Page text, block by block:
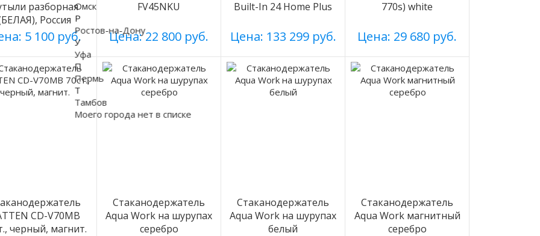
разборная
Россия
5 100 руб.
FV45NKU
Цена: 22 800 руб.
Built-In 24 Home Plus
Цена: 133 299 руб.
770s) white
Цена: 29 680 руб.
CD-V70MB
черный, магнит.
Стаканодержатель
Aqua Work на шурупах
серебро
Стаканодержатель
Aqua Work на шурупах
белый
Стаканодержатель
Aqua Work магнитный
серебро
Омск
Р
Ростов-на-Дону
У
Уфа
П
Пермь
Т
Тамбов
Моего города нет в списке